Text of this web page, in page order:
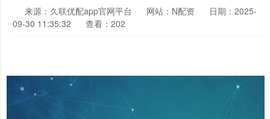
来源：久联优配app官网平台 网站：N配资
日期：2025-
09-30 11:35:32
查看：202